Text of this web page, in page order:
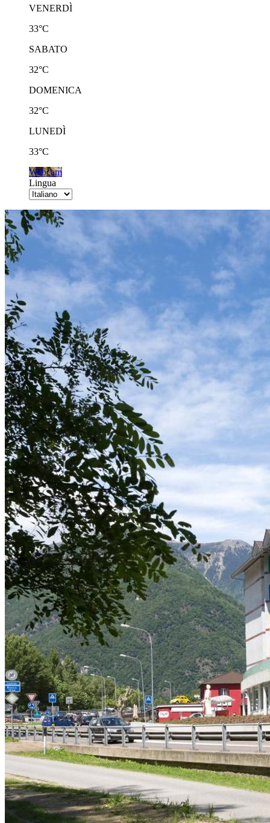
VENERDÌ
33°C
SABATO
32°C
DOMENICA
32°C
LUNEDÌ
33°C
Webcam
Lingua